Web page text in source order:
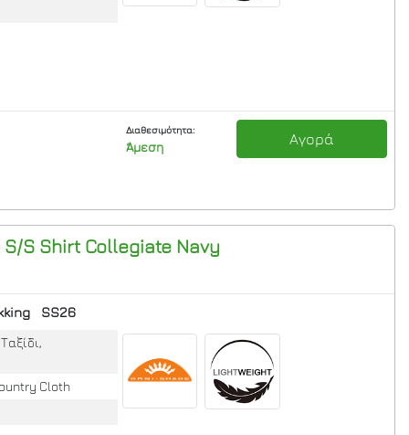
Διαθεσιμότητα:
Άμεση Αγορά
S ShirtCollegiate Navy
SS26
Cloth